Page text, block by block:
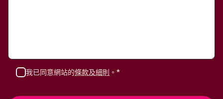
我已同意網站的條款及細則 。*